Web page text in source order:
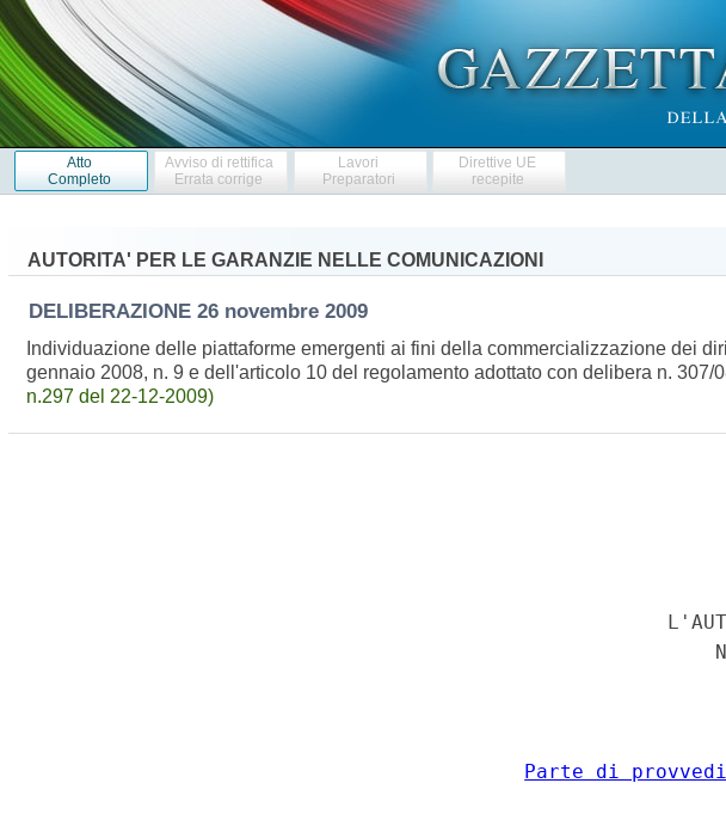
Atto
Completo
Avviso di rettifica
Errata corrige
Lavori
Preparatori
Direttive UE
recepite
AUTORITA' PER LE GARANZIE NELLE COMUNICAZIONI
DELIBERAZIONE 26 novembre 2009
Individuazione delle piattaforme emergenti ai fini della commercializzazione dei
gennaio 2008, n. 9 e dell'articolo 10 del regolamento adottato con delibera n.
n.297 del 22-12-2009)